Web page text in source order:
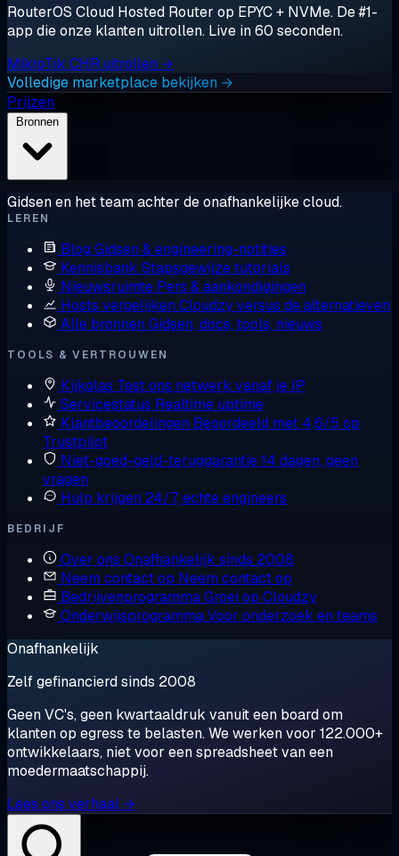
RouterOS Cloud Hosted Router op EPYC + NVMe. De #1-
app die onze klanten uitrollen. Live in 60 seconden.
MikroTik CHR uitrollen →
Volledige marketplace bekijken →
Prijzen
Gidsen en het team achter de onafhankelijke cloud.
LEREN
Blog Gidsen & engineering-notities
Kennisbank Stapsgewijze tutorials
Nieuwsruimte Pers & aankondigingen
Hosts vergelijken Cloudzy versus de alternatieven
Alle bronnen Gidsen, docs, tools, nieuws
TOOLS & VERTROUWEN
Kijkglas Test ons netwerk vanaf je IP
Servicestatus Realtime uptime
Klantbeoordelingen Beoordeeld met 4,6/5 op
Trustpilot
Niet-goed-geld-teruggarantie14 dagen, geen
vragen
Hulp krijgen 24/7, echte engineers
BEDRIJF
Over ons Onafhankelijk sinds 2008
Neem contact op Neem contact op
BedrijvenprogrammaGroei op Cloudzy
OnderwijsprogrammaVoor onderzoek en teams
Onafhankelijk
Zelf gefinancierd sinds 2008
Geen VC's, geen kwartaaldruk vanuit een board om
klanten op egress te belasten. We werken voor 122.000+
ontwikkelaars, niet voor een spreadsheet van een
moedermaatschappij.
Lees ons verhaal →